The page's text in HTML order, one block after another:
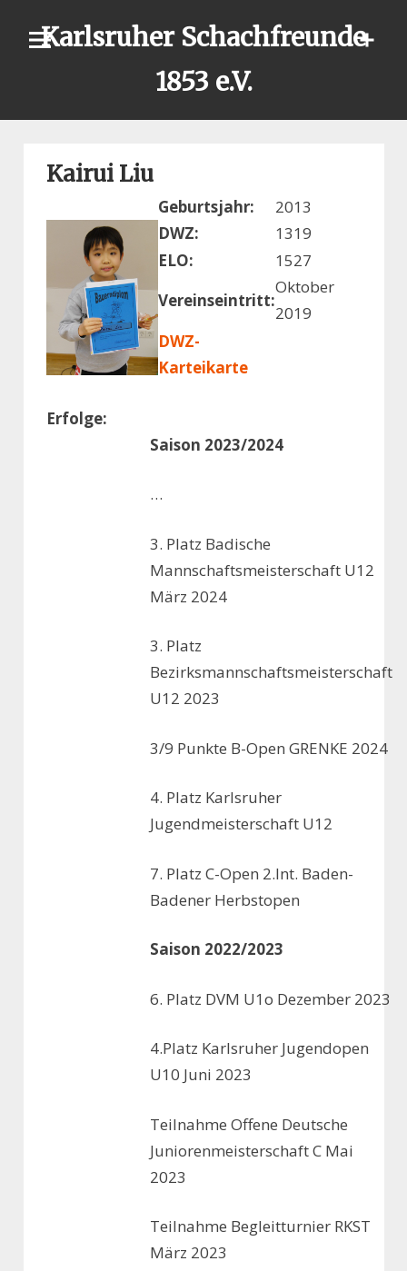
Karlsruher Schachfreunde
1853 e.V.
Kairui Liu
Geburtsjahr:
2013
DWZ:
1319
ELO:
1527
Vereinseintritt:
Oktober
2019
DWZ-
Karteikarte
Erfolge:
Saison 2023/2024
…
3. Platz Badische
Mannschaftsmeisterschaft U12
März 2024
3. Platz
Bezirksmannschaftsmeisterschaft
U12 2023
3/9 Punkte B-Open GRENKE 2024
4. Platz Karlsruher
Jugendmeisterschaft U12
7. Platz C-Open 2.Int. Baden-
Badener Herbstopen
Saison 2022/2023
6. Platz DVM U1o Dezember 2023
4.Platz Karlsruher Jugendopen
U10 Juni 2023
Teilnahme Offene Deutsche
Juniorenmeisterschaft C Mai
2023
Teilnahme Begleitturnier RKST
März 2023